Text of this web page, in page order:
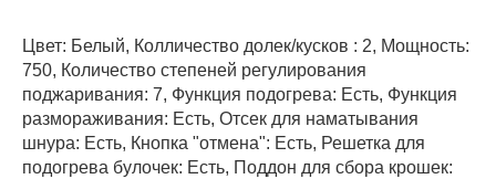
Цвет: Белый, Колличество долек/кусков : 2, Мощность:
750, Количество степеней регулирования
поджаривания: 7, Функция подогрева: Есть, Функция
размораживания: Есть, Отсек для наматывания
шнура: Есть, Кнопка "отмена": Есть, Решетка для
подогрева булочек: Есть, Поддон для сбора крошек: